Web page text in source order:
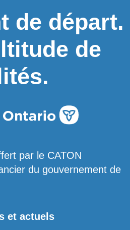
de départ.
de
par le CATON
du gouvernement de
et actuels